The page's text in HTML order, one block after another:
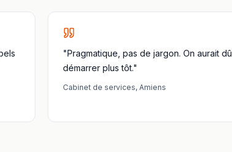
"Pragmatique, pas de jargon. On aurait dû
démarrer plus tôt."
Cabinet de services,Amiens